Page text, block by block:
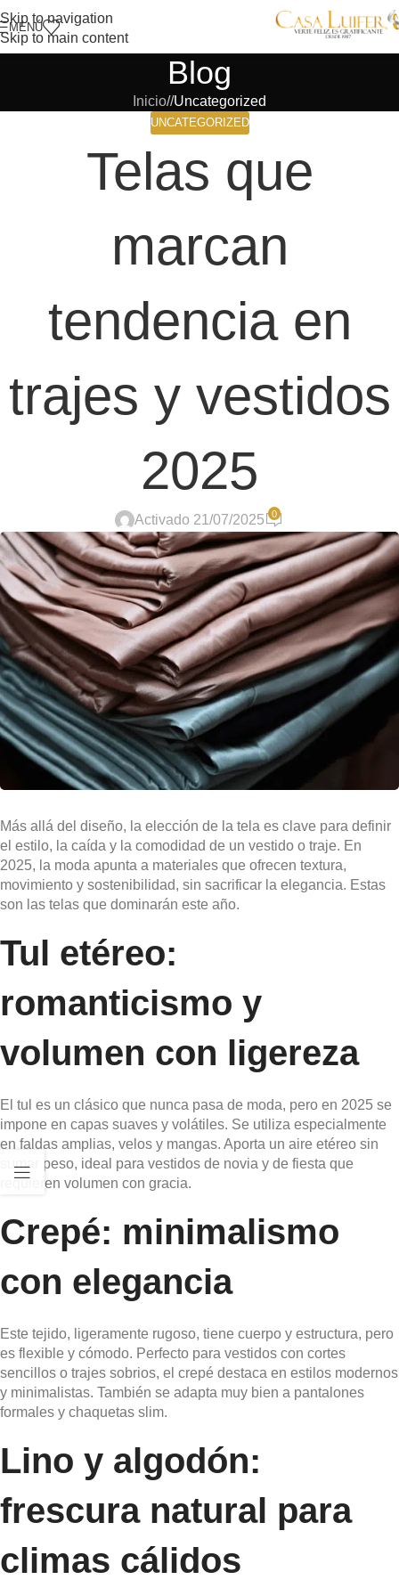
Skip to navigation
Skip to main content
MENÚ
Blog
Inicio/ Uncategorized
UNCATEGORIZED
Telas que
marcan
tendencia en
trajes y vestidos
2025
Activado 21/07/2025 0
Más allá del diseño, la elección de la tela es clave para definir
el estilo, la caída y la comodidad de un vestido o traje. En
2025, la moda apunta a materiales que ofrecen textura,
movimiento y sostenibilidad, sin sacrificar la elegancia. Estas
son las telas que dominarán este año.
Tul etéreo:
romanticismo y
volumen con ligereza
El tul es un clásico que nunca pasa de moda, pero en 2025 se
impone en capas suaves y volátiles. Se utiliza especialmente
en faldas amplias, velos y mangas. Aporta un aire etéreo sin
sumar peso, ideal para vestidos de novia y de fiesta que
requieren volumen con gracia.
Crepé: minimalismo
con elegancia
Este tejido, ligeramente rugoso, tiene cuerpo y estructura, pero
es flexible y cómodo. Perfecto para vestidos con cortes
sencillos o trajes sobrios, el crepé destaca en estilos modernos
y minimalistas. También se adapta muy bien a pantalones
formales y chaquetas slim.
Lino y algodón:
frescura natural para
climas cálidos